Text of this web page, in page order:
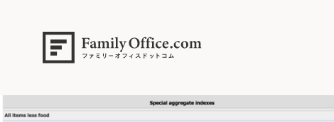
スクリーンショット 2025-07-16 8.43.13